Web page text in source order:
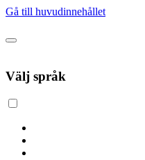
Gå till huvudinnehållet
Välj språk